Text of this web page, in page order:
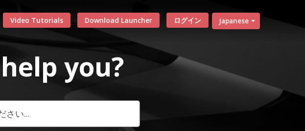
Video Tutorials Download Launcher Japanese
ログイン
help you?